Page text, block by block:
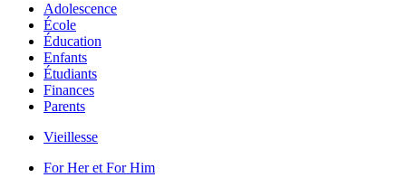
Adolescence
École
Éducation
Enfants
Étudiants
Finances
Parents
Vieillesse
For Her et For Him